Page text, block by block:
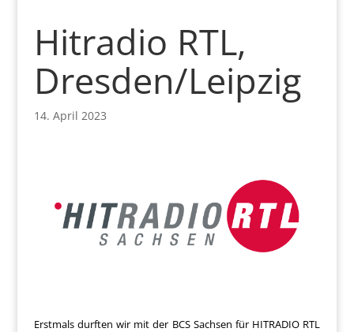
Hitradio RTL,
Dresden/Leipzig
14. April 2023
Erstmals durften wir mit der BCS Sachsen für HITRADIO RTL